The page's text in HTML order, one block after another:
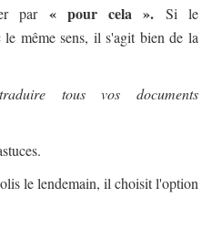
par « pour cela ». Si le
le même sens, il s'agit bien de la
tous vos documents
le lendemain, il choisit l'option